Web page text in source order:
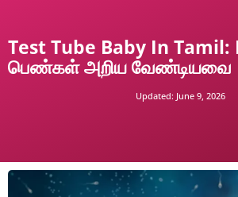
Test Tube Baby In Tamil:
பெண்கள் அறிய வேண்டியவை
Updated: June 9, 2026